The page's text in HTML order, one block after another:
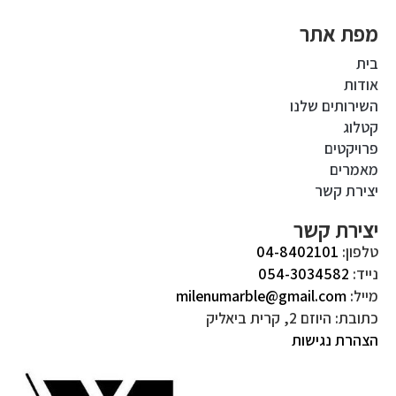
מפת אתר
בית
אודות
השירותים שלנו
קטלוג
פרויקטים
מאמרים
יצירת קשר
יצירת קשר
טלפון: 04-8402101
נייד: 054-3034582
מייל: milenumarble@gmail.com
כתובת: היוזם 2, קרית ביאליק
הצהרת נגישות